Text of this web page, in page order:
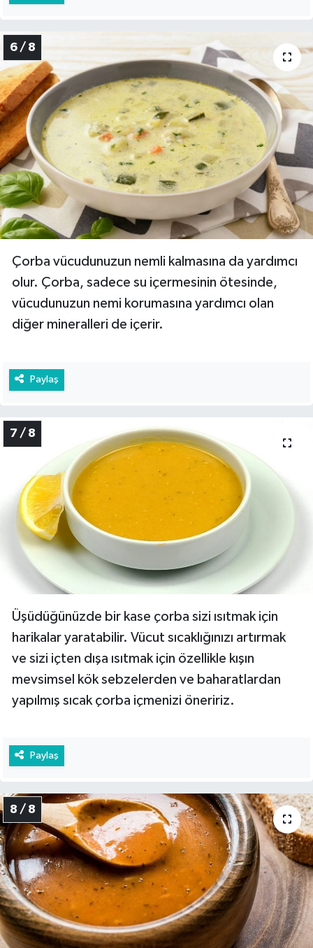
6 / 8
Çorba vücudunuzun nemli kalmasına da yardımcı
olur. Çorba, sadece su içermesinin ötesinde,
vücudunuzun nemi korumasına yardımcı olan
diğer mineralleri de içerir.
Paylaş
7 / 8
Üşüdüğünüzde bir kase çorba sizi ısıtmak için
harikalar yaratabilir. Vücut sıcaklığınızı artırmak
ve sizi içten dışa ısıtmak için özellikle kışın
mevsimsel kök sebzelerden ve baharatlardan
yapılmış sıcak çorba içmenizi öneririz.
Paylaş
8 / 8